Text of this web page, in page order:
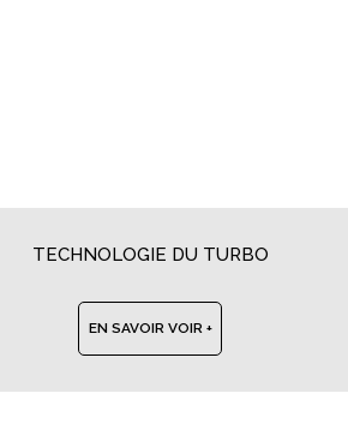
TECHNOLOGIE DU TURBO
EN SAVOIR VOIR +